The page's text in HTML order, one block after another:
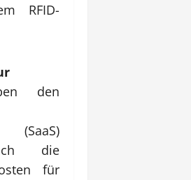
RFID-
den
(SaaS)
die
für